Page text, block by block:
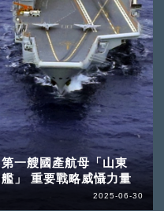
第一艘國產航母「山東
艦」 重要戰略威懾力量
2025-06-30